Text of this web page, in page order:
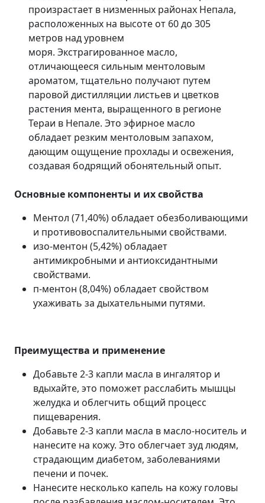
произрастает в низменных районах Непала,
расположенных на высоте от 60 до 305
метров над уровнем
моря. Экстрагированное масло,
отличающееся сильным ментоловым
ароматом, тщательно получают путем
паровой дистилляции листьев и цветков
растения мента, выращенного в регионе
Тераи в Непале. Это эфирное масло
обладает резким ментоловым запахом,
дающим ощущение прохлады и освежения,
создавая бодрящий обонятельный опыт.
Основные компоненты и их свойства
Ментол (71,40%) обладает обезболивающими
и противовоспалительными свойствами.
изо-ментон (5,42%) обладает
антимикробными и антиоксидантными
свойствами.
п-ментон (8,04%) обладает свойством
ухаживать за дыхательными путями.
Преимущества и применение
Добавьте 2-3 капли масла в ингалятор и
вдыхайте, это поможет расслабить мышцы
желудка и облегчить общий процесс
пищеварения.
Добавьте 2-3 капли масла в масло-носитель и
нанесите на кожу. Это облегчает зуд людям,
страдающим диабетом, заболеваниями
печени и почек.
Нанесите несколько капель на кожу головы